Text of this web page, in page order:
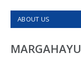
ABOUT US
MARGAHAYU